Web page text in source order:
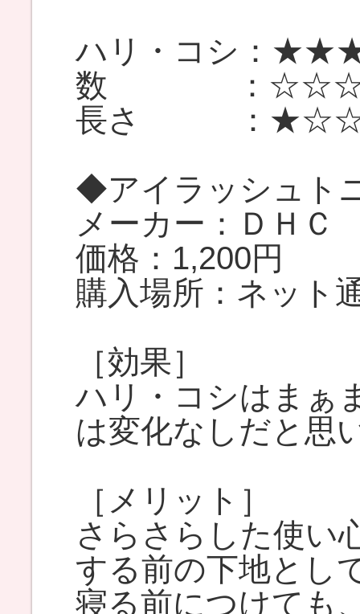
ハリ・コシ：
数 ：
長さ ：
◆アイラッシュト
メーカー：ＤＨＣ
価格：1,200円
購入場所：ネット
［効果］
ハリ・コシはまぁ
は変化なしだと思
［メリット］
さらさらした使い
する前の下地とし
寝る前につけても